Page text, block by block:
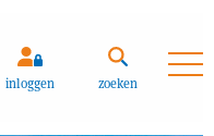
inloggen zoekenZoeken